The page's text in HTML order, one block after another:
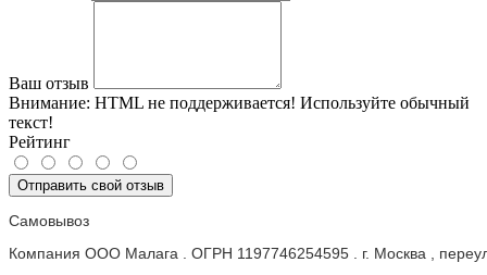
Ваш отзыв
Внимание: HTML не поддерживается! Используйте обычный
текст!
Рейтинг
Отправить свой отзыв
Самовывоз
Компания ООО Малага . ОГРН 1197746254595 . г. Москва ,